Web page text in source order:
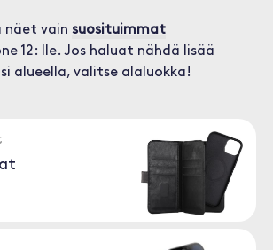
näet vain suosituimmat
12: lle. Jos haluat nähdä lisää
alueella, valitse alaluokka!